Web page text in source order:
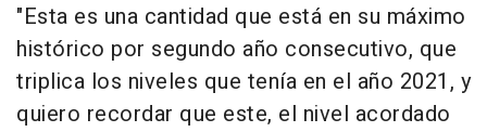
"Esta es una cantidad que está en su máximo
histórico por segundo año consecutivo, que
triplica los niveles que tenía en el año 2021, y
quiero recordar que este, el nivel acordado